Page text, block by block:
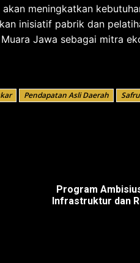
meningkatkan
inisiatif pabrik dan
Jawa sebagai mitra
Pendapatan Asli Daerah
Program
Infrastruktur dan